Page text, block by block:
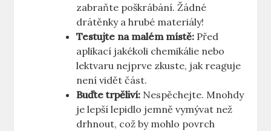
zabraňte poškrábání. Žádné
drátěnky a hrubé materiály!
Testujte na ‍malém místě: Před⁣
aplikací jakékoli chemikálie ​nebo⁢
lektvaru ⁣nejprve zkuste, jak reaguje
⁤není vidět část.
Buďte trpěliví: Nespěchejte. Mnohdy
je lepší lepidlo jemně vymývat než
drhnout, což⁤ by mohlo povrch